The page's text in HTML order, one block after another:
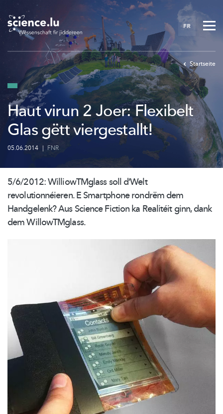
to
main
content
FR
Startseite
Haut virun 2 Joer: Flexibelt
Glas gëtt viergestallt!
05.06.2014 | FNR
5/6/2012:WilliowTMglasssoll d’Welt
revolutionnéieren.E Smartphone rondrëm dem
Handgelenk? Aus Science Fiction ka Realitéit ginn, dank
demWillowTMglass.